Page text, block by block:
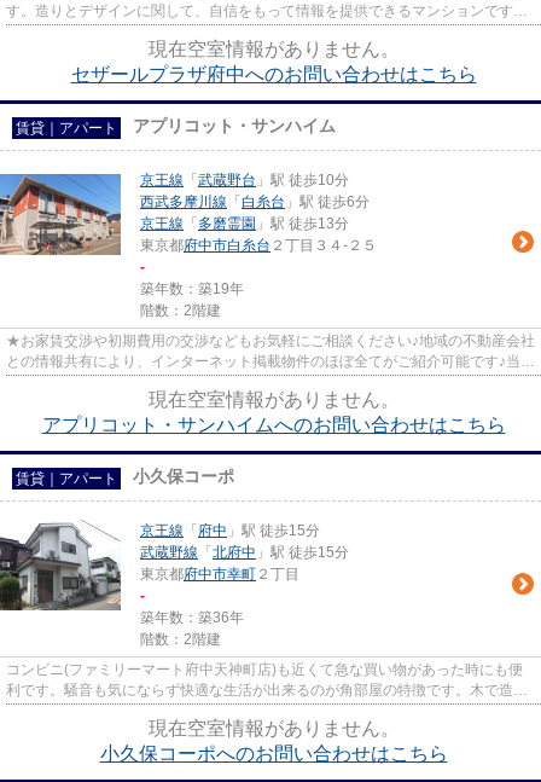
す。造りとデザインに関して、自信をもって情報を提供できるマンションです。
現在空室情報がありません。
セザールプラザ府中へのお問い合わせはこちら
賃貸｜アパート アプリコット・サンハイム
京王線 「 武蔵野台 」駅 徒歩10分
西武多摩川線 「 白糸台 」駅 徒歩6分
京王線 「 多磨霊園 」駅 徒歩13分
東京都府中市白糸台 ２丁目３４-２５
-
築年数：築19年
階数：2階建
★お家賃交渉や初期費用の交渉などもお気軽にご相談ください♪地域の不動産会社
との情報共有により、インターネット掲載物件のほぼ全てがご紹介可能です♪当店
現在空室情報がありません。
アプリコット・サンハイムへのお問い合わせはこちら
賃貸｜アパート 小久保コーポ
京王線 「 府中 」駅 徒歩15分
武蔵野線 「 北府中 」駅 徒歩15分
東京都府中市幸町 ２丁目
-
築年数：築36年
階数：2階建
コンビニ(ファミリーマート府中天神町店)も近くて急な買い物があった時にも便
利です。騒音も気にならず快適な生活が出来るのが角部屋の特徴です。木で造ら
現在空室情報がありません。
小久保コーポへのお問い合わせはこちら